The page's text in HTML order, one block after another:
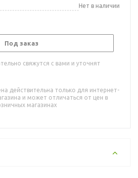
Нет в наличии
Под заказ
свяжутся с вами и уточнят
действительна только для интернет-
и может отличаться от цен в
магазинах